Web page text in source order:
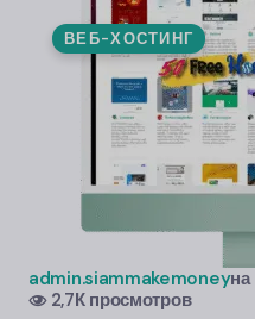
ВЕБ-ХОСТИНГ
admin.siammakemoneyна
2,7К просмотров